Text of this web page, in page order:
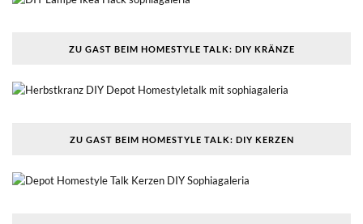
ZU GAST BEIM HOMESTYLE TALK: DIY KRÄNZE
ZU GAST BEIM HOMESTYLE TALK: DIY KERZEN